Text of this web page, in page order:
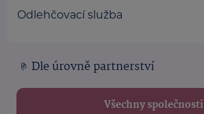
Odlehčovací služba
Dle úrovně partnerství
Všechny společnosti